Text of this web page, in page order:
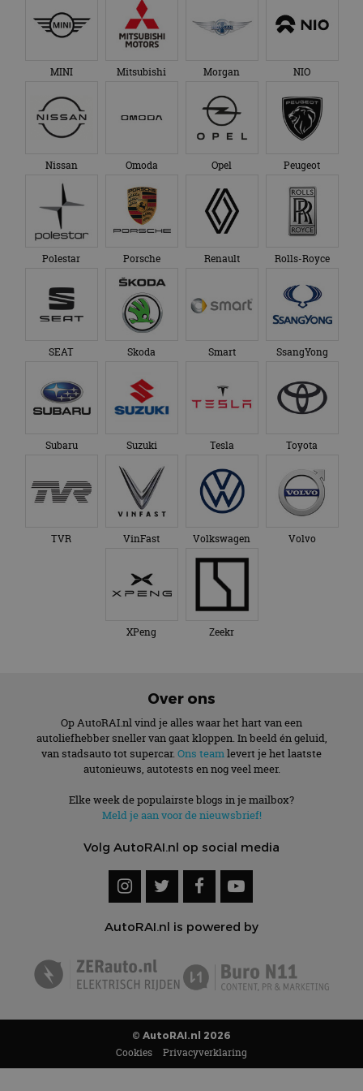
MINI Mitsubishi Morgan NIO
Nissan Omoda Opel Peugeot
Polestar Porsche Renault Rolls-Royce
SEAT Skoda Smart SsangYong
Subaru Suzuki Tesla Toyota
TVR VinFast Volkswagen Volvo
XPeng Zeekr
Over ons
Op AutoRAI.nl vind je alles waar het hart van een
autoliefhebber sneller van gaat kloppen. In beeld én geluid,
van stadsauto tot supercar. Ons teamlevert je het laatste
autonieuws, autotests en nog veel meer.
Elke week de populairste blogs in je mailbox?
Meld je aan voor de nieuwsbrief!
Volg AutoRAI.nl op social media
AutoRAI.nl is powered by
© AutoRAI.nl 2026
Cookies Privacyverklaring